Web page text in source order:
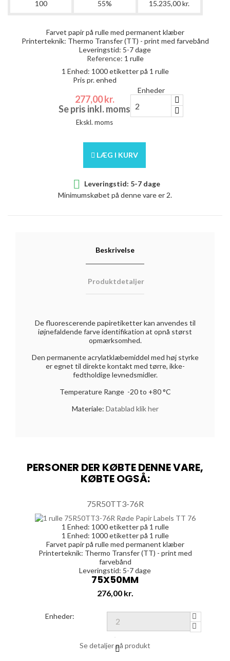
100 55% 15.235,00 kr.
Farvet papir på rulle med permanent klæber
Printerteknik: Thermo Transfer (TT) - print med farvebånd
Leveringstid: 5-7 dage
Reference: 1 rulle
1 Enhed: 1000etiketter på 1 rulle
Pris pr. enhed
277,00 kr.
Se pris inkl. moms
Ekskl. moms
Enheder
LÆG I KURV

Leveringstid: 5-7 dage
Minimumskøbet på denne vare er 2.
Beskrivelse
Produktdetaljer
De fluorescerende papiretiketter kan anvendes til
iøjnefaldende farve identifikation at opnå størst
opmærksomhed.
Den permanente acrylatklæbemiddel med høj styrke
er egnet til direkte kontakt med tørre, ikke-
fedtholdige levnedsmidler.
Temperature Range -20 to +80 °C
Materiale: Datablad klik her
PERSONER DER KØBTE DENNE VARE,
KØBTE OGSÅ:
75R50TT3-76R
1 Enhed: 1000etiketter på 1 rulle
1 Enhed: 1000etiketter på 1 rulle
Farvet papir på rulle med permanent klæber
Printerteknik: Thermo Transfer (TT) - print med
farvebånd
Leveringstid: 5-7 dage
75X50MM
Pris
276,00 kr.
Enheder:
Se detaljer på produkt